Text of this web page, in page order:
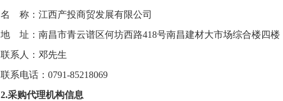
名
称： 江西产投商贸发展有限公司
地
址： 南昌市青云谱区何坊西路418号南昌建材大市场综合楼四楼
联系人：邓先生
联系电话： 0791-85218069
2.采购代理机构信息